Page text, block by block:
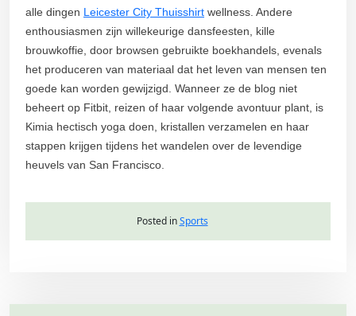
alle dingen Leicester City Thuisshirt wellness. Andere
enthousiasmen zijn willekeurige dansfeesten, kille
brouwkoffie, door browsen gebruikte boekhandels, evenals
het produceren van materiaal dat het leven van mensen ten
goede kan worden gewijzigd. Wanneer ze de blog niet
beheert op Fitbit, reizen of haar volgende avontuur plant, is
Kimia hectisch yoga doen, kristallen verzamelen en haar
stappen krijgen tijdens het wandelen over de levendige
heuvels van San Francisco.
Posted inSports